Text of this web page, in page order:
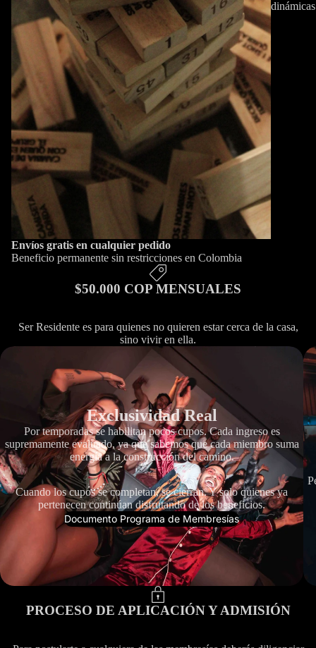
Envíos gratis en cualquier pedido
Beneficio permanente sin restricciones en Colombia
$50.000 COP MENSUALES
Ser Residente es para quienes no quieren estar cerca de la casa,
sino vivir en ella.
Exclusividad Real
Por temporadas se habilitan pocos cupos. Cada ingreso es
supremamente evaluado, ya que sabemos que cada miembro suma
energía a la construcción del camino.
Cuando los cupos se completan, se cierran. Y solo quienes ya
pertenecen continúan disfrutando de los beneficios.
Documento Programa de Membresías
PROCESO DE APLICACIÓN Y ADMISIÓN